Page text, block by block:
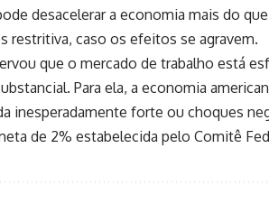
desacelerar a economia mais do
restritiva, caso os efeitos se agravem.
que o mercado de trabalho está
Para ela, a economia
inesperadamente forte ou choques
de 2% estabelecida pelo Comitê